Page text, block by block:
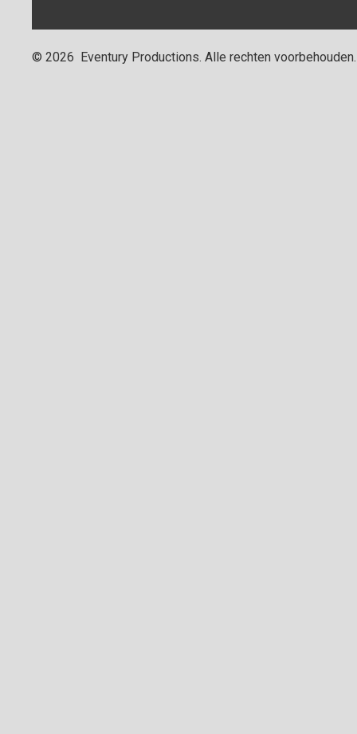
© 2026 Eventury Productions. Alle rechten voorbehouden.